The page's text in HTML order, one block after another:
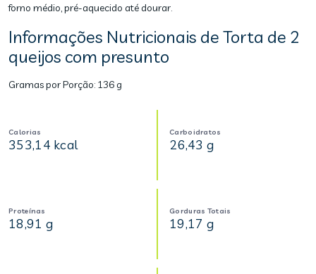
forno médio, pré-aquecido até dourar.
Informações Nutricionais de Torta de 2
queijos com presunto
Gramas por Porção: 136 g
Calorias
353,14 kcal
Carboidratos
26,43 g
Proteínas
18,91 g
Gorduras Totais
19,17 g